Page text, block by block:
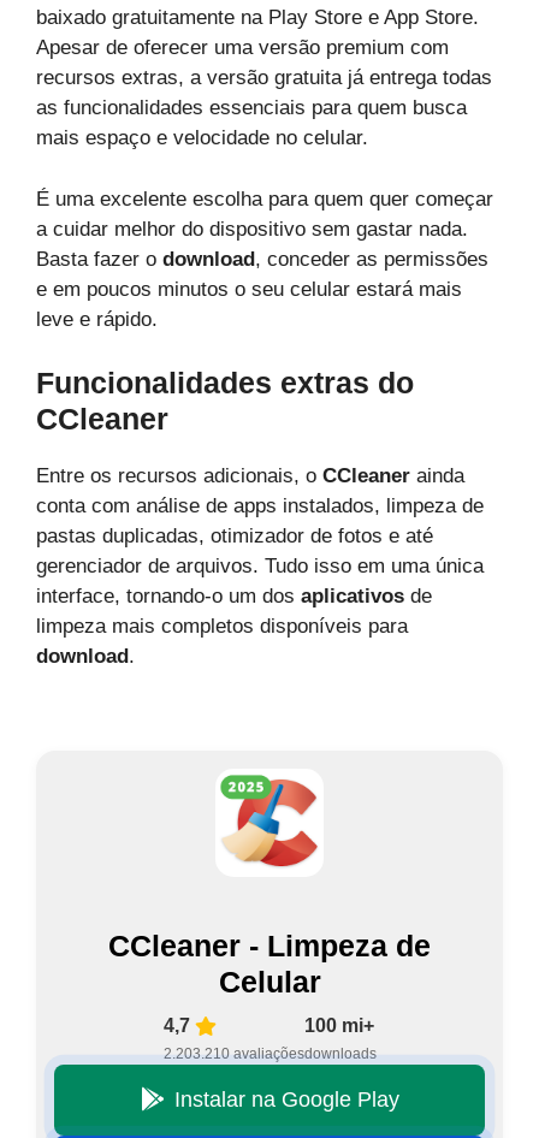
baixado gratuitamente na Play Store e App Store.
Apesar de oferecer uma versão premium com
recursos extras, a versão gratuita já entrega todas
as funcionalidades essenciais para quem busca
mais espaço e velocidade no celular.
É uma excelente escolha para quem quer começar
a cuidar melhor do dispositivo sem gastar nada.
Basta fazer o download, conceder as permissões
e em poucos minutos o seu celular estará mais
leve e rápido.
Funcionalidades extras do
CCleaner
Entre os recursos adicionais, o CCleaner ainda
conta com análise de apps instalados, limpeza de
pastas duplicadas, otimizador de fotos e até
gerenciador de arquivos. Tudo isso em uma única
interface, tornando-o um dos aplicativos de
limpeza mais completos disponíveis para
download.
CCleaner - Limpeza de
Celular
4,7
2.203.210 avaliações
100 mi+
downloads
Instalar na Google Play